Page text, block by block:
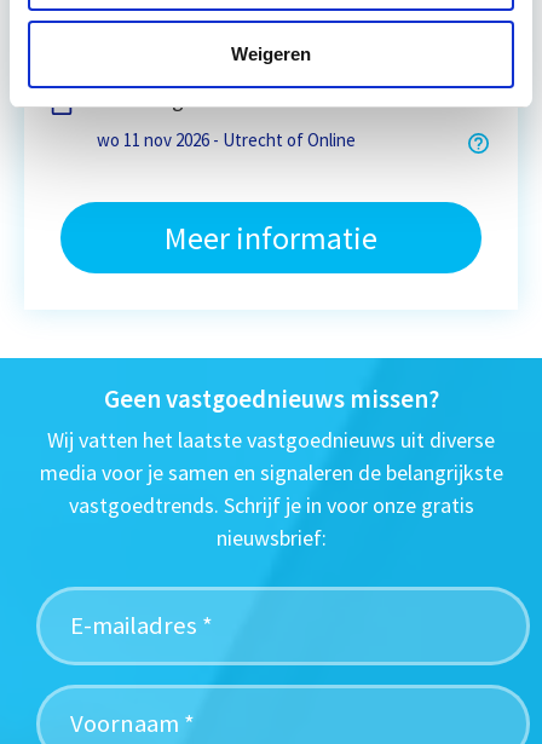
Weigeren
wo 11 nov 2026 - Utrecht of Online
Meer informatie
Geen vastgoednieuws missen?
Wij vatten het laatste vastgoednieuws uit diverse
media voor je samen en signaleren de belangrijkste
vastgoedtrends. Schrijf je in voor onze gratis
nieuwsbrief: